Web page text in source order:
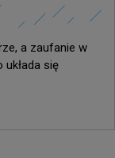
a zaufanie w
się